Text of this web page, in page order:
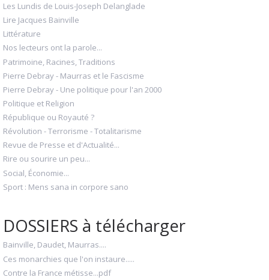
Les Lundis de Louis-Joseph Delanglade
Lire Jacques Bainville
Littérature
Nos lecteurs ont la parole...
Patrimoine, Racines, Traditions
Pierre Debray - Maurras et le Fascisme
Pierre Debray - Une politique pour l'an 2000
Politique et Religion
République ou Royauté ?
Révolution - Terrorisme - Totalitarisme
Revue de Presse et d'Actualité...
Rire ou sourire un peu...
Social, Économie...
Sport : Mens sana in corpore sano
DOSSIERS à télécharger
Bainville, Daudet, Maurras....
Ces monarchies que l'on instaure.....
Contre la France métisse...pdf